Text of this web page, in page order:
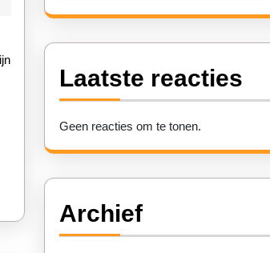
Laatste reacties
Geen reacties om te tonen.
Archief